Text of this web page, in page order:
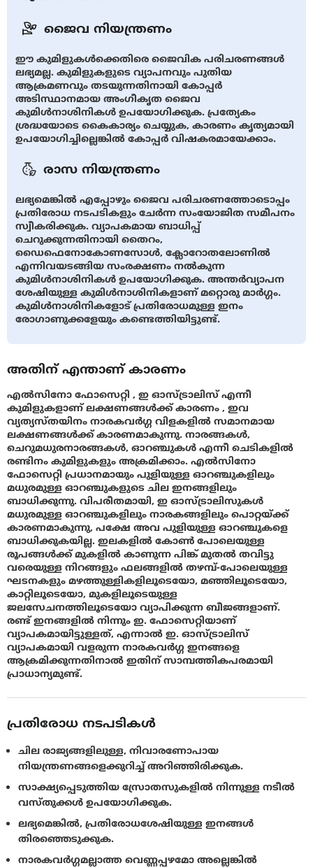
ജൈവ നിയന്ത്രണം
ഈ കുമിളുകൾക്കെതിരെ ജൈവിക പരിചരണങ്ങൾ
ലഭ്യമല്ല. കുമിളുകളുടെ വ്യാപനവും പുതിയ
ആക്രമണവും തടയുന്നതിനായി കോപ്പര്‍
അടിസ്ഥാനമായ അംഗീകൃത ജൈവ
കുമിള്‍നാശിനികൾ ഉപയോഗിക്കുക. പ്രത്യേകം
ശ്രദ്ധയോടെ കൈകാര്യം ചെയ്യുക, കാരണം കൃത്യമായി
ഉപയോഗിച്ചില്ലെങ്കിൽ കോപ്പര്‍ വിഷകരമായേക്കാം.
രാസ നിയന്ത്രണം
ലഭ്യമെങ്കിൽ എപ്പോഴും ജൈവ പരിചരണത്തോടൊപ്പം
പ്രതിരോധ നടപടികളും ചേർന്ന സംയോജിത സമീപനം
സ്വീകരിക്കുക. വ്യാപകമായ ബാധിപ്പ്
ചെറുക്കുന്നതിനായി തൈറം,
ഡൈഫെനോകോണസോൾ, ക്ലോറോതലോണിൽ
എന്നിവയടങ്ങിയ സംരക്ഷണം നൽകുന്ന
കുമിള്‍നാശിനികള്‍ ഉപയോഗിക്കുക. അന്തര്‍വ്യാപന
ശേഷിയുള്ള കുമിള്‍നാശിനികളാണ് മറ്റൊരു മാര്‍ഗ്ഗം.
കുമിള്‍നാശിനികളോട് പ്രതിരോധമുള്ള ഇനം
രോഗാണുക്കളേയും കണ്ടെത്തിയിട്ടുണ്ട്.
അതിന് എന്താണ് കാരണം
എൽസിനോ ഫോസെറ്റി , ഇ ഓസ്‌ട്രാലിസ് എന്നീ
കുമിളുകളാണ് ലക്ഷണങ്ങൾക്ക് കാരണം , ഇവ
വ്യത്യസ്തയിനം നാരകവര്‍ഗ്ഗ വിളകളിൽ സമാനമായ
ലക്ഷണങ്ങൾക്ക് കാരണമാകുന്നു. നാരങ്ങകൾ,
ചെറുമധുരനാരങ്ങകൾ, ഓറഞ്ചുകൾ എന്നീ ചെടികളിൽ
രണ്ടിനം കുമിളുകളും അക്രമിക്കാം. എൽസിനോ
ഫോസെറ്റി പ്രധാനമായും പുളിയുള്ള ഓറഞ്ചുകളിലും
മധുരമുള്ള ഓറഞ്ചുകളുടെ ചില ഇനങ്ങളിലും
ബാധിക്കുന്നു. വിപരീതമായി, ഇ ഓസ്‌ട്രാലിസുകൾ
മധുരമുള്ള ഓറഞ്ചുകളിലും നാരകങ്ങളിലും പൊറ്റയ്ക്ക്
കാരണമാകുന്നു, പക്ഷേ അവ പുളിയുള്ള ഓറഞ്ചുകളെ
ബാധിക്കുകയില്ല. ഇലകളിൽ കോൺ പോലെയുള്ള
രൂപങ്ങൾക്ക് മുകളിൽ കാണുന്ന പിങ്ക് മുതല്‍ തവിട്ടു
വരെയുള്ള നിറങ്ങളും ഫലങ്ങളിൽ തഴമ്പ്-പോലെയുള്ള
ഘടനകളും മഴത്തുള്ളികളിലൂടെയോ, മഞ്ഞിലൂടെയോ,
കാറ്റിലൂടെയോ, മുകളിലൂടെയുള്ള
ജലസേചനത്തിലൂടെയോ വ്യാപിക്കുന്ന ബീജങ്ങളാണ്.
രണ്ട് ഇനങ്ങളിൽ നിന്നും ഇ. ഫോസെറ്റിയാണ്
വ്യാപകമായിട്ടുള്ളത്, എന്നാൽ ഇ. ഓസ്‌ട്രാലിസ്
വ്യാപകമായി വളരുന്ന നാരകവര്‍ഗ്ഗ ഇനങ്ങളെ
ആക്രമിക്കുന്നതിനാൽ ഇതിന് സാമ്പത്തികപരമായി
പ്രാധാന്യമുണ്ട്.
പ്രതിരോധ നടപടികൾ
ചില രാജ്യങ്ങളിലുള്ള, നിവാരണോപായ
നിയന്ത്രണങ്ങളെക്കുറിച്ച് അറിഞ്ഞിരിക്കുക.
സാക്ഷ്യപ്പെടുത്തിയ സ്രോതസുകളില്‍ നിന്നുള്ള നടീല്‍
വസ്തുക്കള്‍ ഉപയോഗിക്കുക.
ലഭ്യമെങ്കിൽ, പ്രതിരോധശേഷിയുള്ള ഇനങ്ങൾ
തിരഞ്ഞെടുക്കുക.
നാരകവര്‍ഗ്ഗമല്ലാത്ത വെണ്ണപ്പഴമോ അല്ലെങ്കിൽ